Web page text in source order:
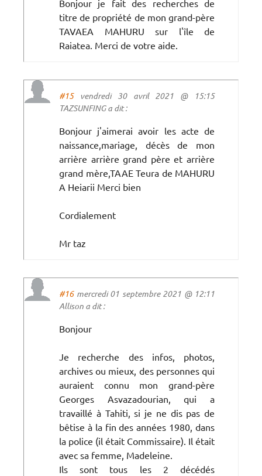
Bonjour je fait des recherches de
titre de propriété de mon grand-père
TAVAEA MAHURU sur l'île de
Raiatea. Merci de votre aide.
#15vendredi 30 avril 2021 @ 15:15
TAZSUNFING a dit :
Bonjour j'aimerai avoir les acte de
naissance,mariage, décès de mon
arrière arrière grand père et arrière
grand mère,TAAE Teura de MAHURU
A Heiarii Merci bien
Cordialement
Mr taz
#16mercredi 01 septembre 2021 @ 12:11
Allison a dit :
Bonjour
Je recherche des infos, photos,
archives ou mieux, des personnes qui
auraient connu mon grand-père
Georges Asvazadourian, qui a
travaillé à Tahiti, si je ne dis pas de
bêtise à la fin des années 1980, dans
la police (il était Commissaire). Il était
avec sa femme, Madeleine.
Ils sont tous les 2 décédés